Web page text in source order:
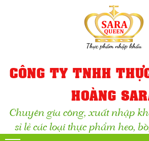
CÔNG TY TNHH
HOÀNG
Chuyên gia công, xuất nhập
sỉ lẻ các loại thực phẩm heo,